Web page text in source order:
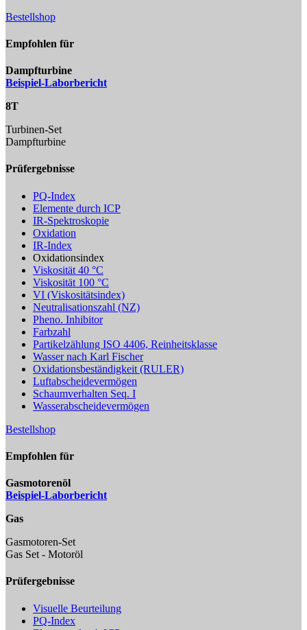
Bestellshop
Empfohlen für
Dampfturbine
Beispiel-Laborbericht
8T
Turbinen-Set
Dampfturbine
Prüfergebnisse
PQ-Index
Elemente durch ICP
IR-Spektroskopie
Oxidation
IR-Index
Oxidationsindex
Viskosität 40 °C
Viskosität 100 °C
VI (Viskositätsindex)
Neutralisationszahl (NZ)
Pheno. Inhibitor
Farbzahl
Partikelzählung ISO 4406, Reinheitsklasse
Wasser nach Karl Fischer
Oxidationsbeständigkeit (RULER)
Luftabscheidevermögen
Schaumverhalten Seq. I
Wasserabscheidevermögen
Bestellshop
Empfohlen für
Gasmotorenöl
Beispiel-Laborbericht
Gas
Gasmotoren-Set
Gas Set - Motoröl
Prüfergebnisse
Visuelle Beurteilung
PQ-Index